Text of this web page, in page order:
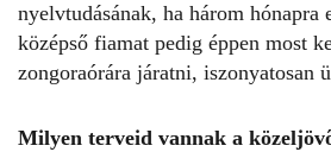
nyelvtudásának, ha három
középső fiamat pedig éppen most
zongoraórára járatni, iszonyatosan
Milyen terveid vannak a